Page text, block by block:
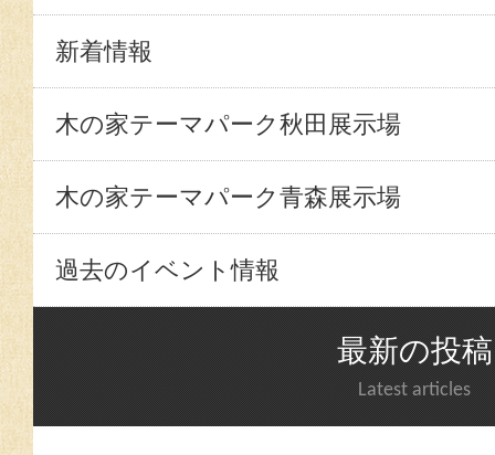
新着情報
木の家テーマパーク秋田展示場
木の家テーマパーク青森展示場
過去のイベント情報
最新の投稿
Latest articles